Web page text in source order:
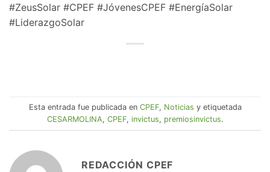
#ZeusSolar #CPEF #JóvenesCPEF #EnergíaSolar
#LiderazgoSolar
Esta entrada fue publicada en CPEF, Noticias y etiquetada
CESARMOLINA, CPEF, invictus, premiosinvictus.
REDACCIÓN CPEF